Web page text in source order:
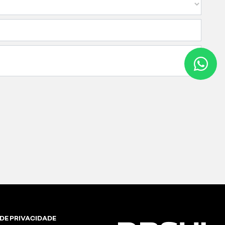
PRIVACIDADE